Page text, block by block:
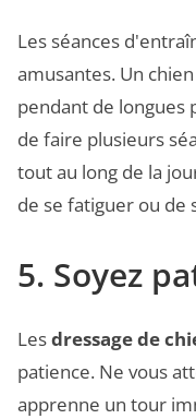
Les séances
amusantes. Un
pendant de longues
de faire plusieurs
tout au long de la
de se fatiguer ou de
5. Soyez
Lesdressage de
patience. Ne vous
apprenne un tour